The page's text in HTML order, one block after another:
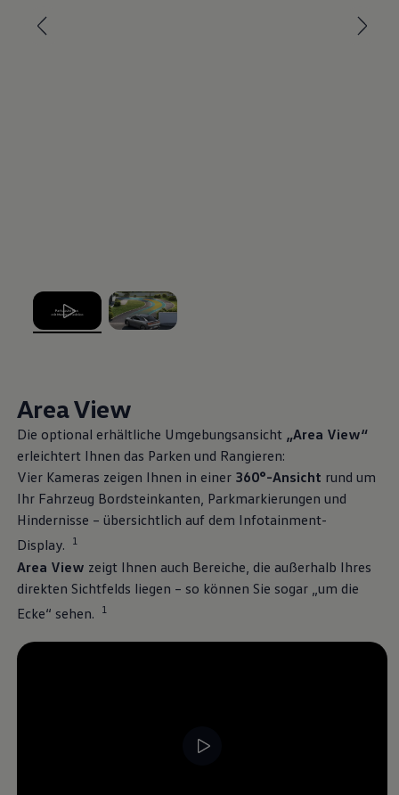
, 1 von 2
Area View
Die optional erhältliche Umgebungsansicht „Area View“
erleichtert Ihnen das Parken und Rangieren:
Vier Kameras zeigen Ihnen in einer 360°-Ansicht rund um
Ihr Fahrzeug Bordsteinkanten, Parkmarkierungen und
Hindernisse – übersichtlich auf dem Infotainment-
Display.
1
Area View zeigt Ihnen auch Bereiche, die außerhalb Ihres
direkten Sichtfelds liegen – so können Sie sogar „um die
Ecke“ sehen.
1